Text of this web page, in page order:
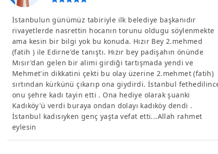
İstanbulun günümüz tabiriyle ilk belediye başkanıdır
rivayetlerde nasrettin hocanın torunu oldugu söylenmekte
ama kesin bir bilgi yok bu konuda. Hızır Bey 2.mehmed
(fatih ) ile Edirne'de tanıştı. Hızır bey padişahın önünde
Mısır'dan gelen bir alimi girdiği tartışmada yendi ve
Mehmet'in dikkatini çekti bu olay üzerine 2.mehmet (fatih)
sırtından kürkünü çıkarıp ona giydirdi. İstanbul
onu şehre kadı tayin etti . Ona hediye olarak şuanki
Kadıköy'ü verdi buraya ondan dolayı kadıköy dendi .
İstanbul kadısıyken genç yaşta vefat etti...Allah rahmet
eylesin